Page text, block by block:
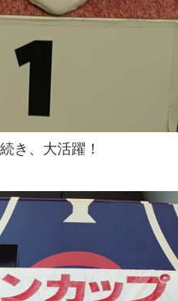
き、大活躍！